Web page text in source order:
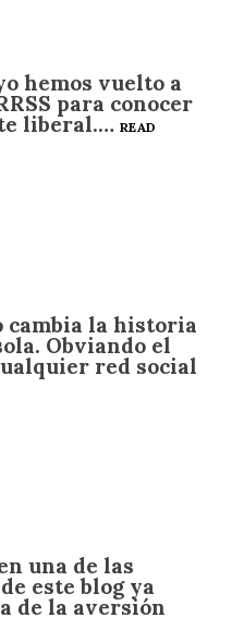
hemos vuelto a
para conocer
liberal.… READ
cambia la historia
Obviando el
red social
una de las
este blog ya
de la aversión